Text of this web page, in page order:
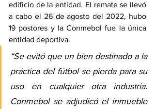
edificio de la entidad. El remate se llevó
a cabo el 26 de agosto del 2022, hubo
19 postores y la Conmebol fue la única
entidad deportiva.
“Se evitó que un bien destinado a la
práctica del fútbol se pierda para su
uso en cualquier otra industria.
Conmebol se adjudicó el inmueble